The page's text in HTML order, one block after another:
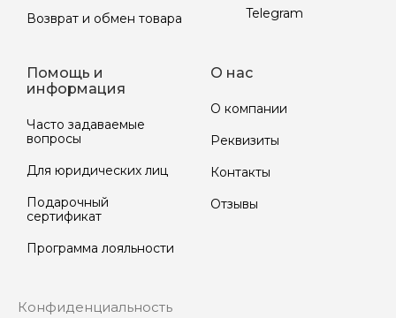
Возврат и обмен товара
Telegram
Помощь и
информация
Часто задаваемые
вопросы
Для юридических лиц
Подарочный
сертификат
Программа лояльности
О нас
О компании
Реквизиты
Контакты
Отзывы
Конфиденциальность